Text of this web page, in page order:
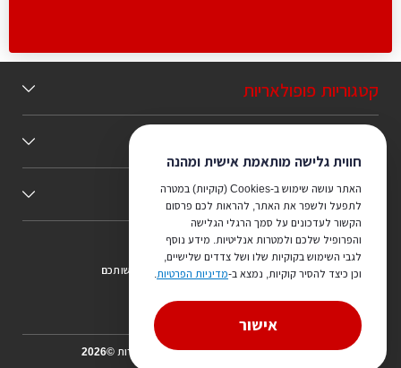
חווית גלישה מותאמת אישית ומהנה
האתר עושה שימוש ב-Cookies (קוקיות) במטרה
לתפעל ולשפר את האתר, להראות לכם פרסום
הקשור לעדכונים על סמך הרגלי הגלישה
והפרופיל שלכם ולמטרות אנליטיות. מידע נוסף
לגבי השימוש בקוקיות שלו ושל צדדים שלישיים,
וכן כיצד להסיר קוקיות, נמצא ב-מדיניות הפרטיות.
אישור
קטגוריות פופולאריות
כללי
צריכים ייעוץ מהמקצוענים שלנו? נשמח לעמוד לרשותכם
הכל על אדריכלים ואדריכלות כל הזכויות שמורות ©2026